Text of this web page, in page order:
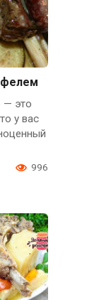
— это
у вас
996